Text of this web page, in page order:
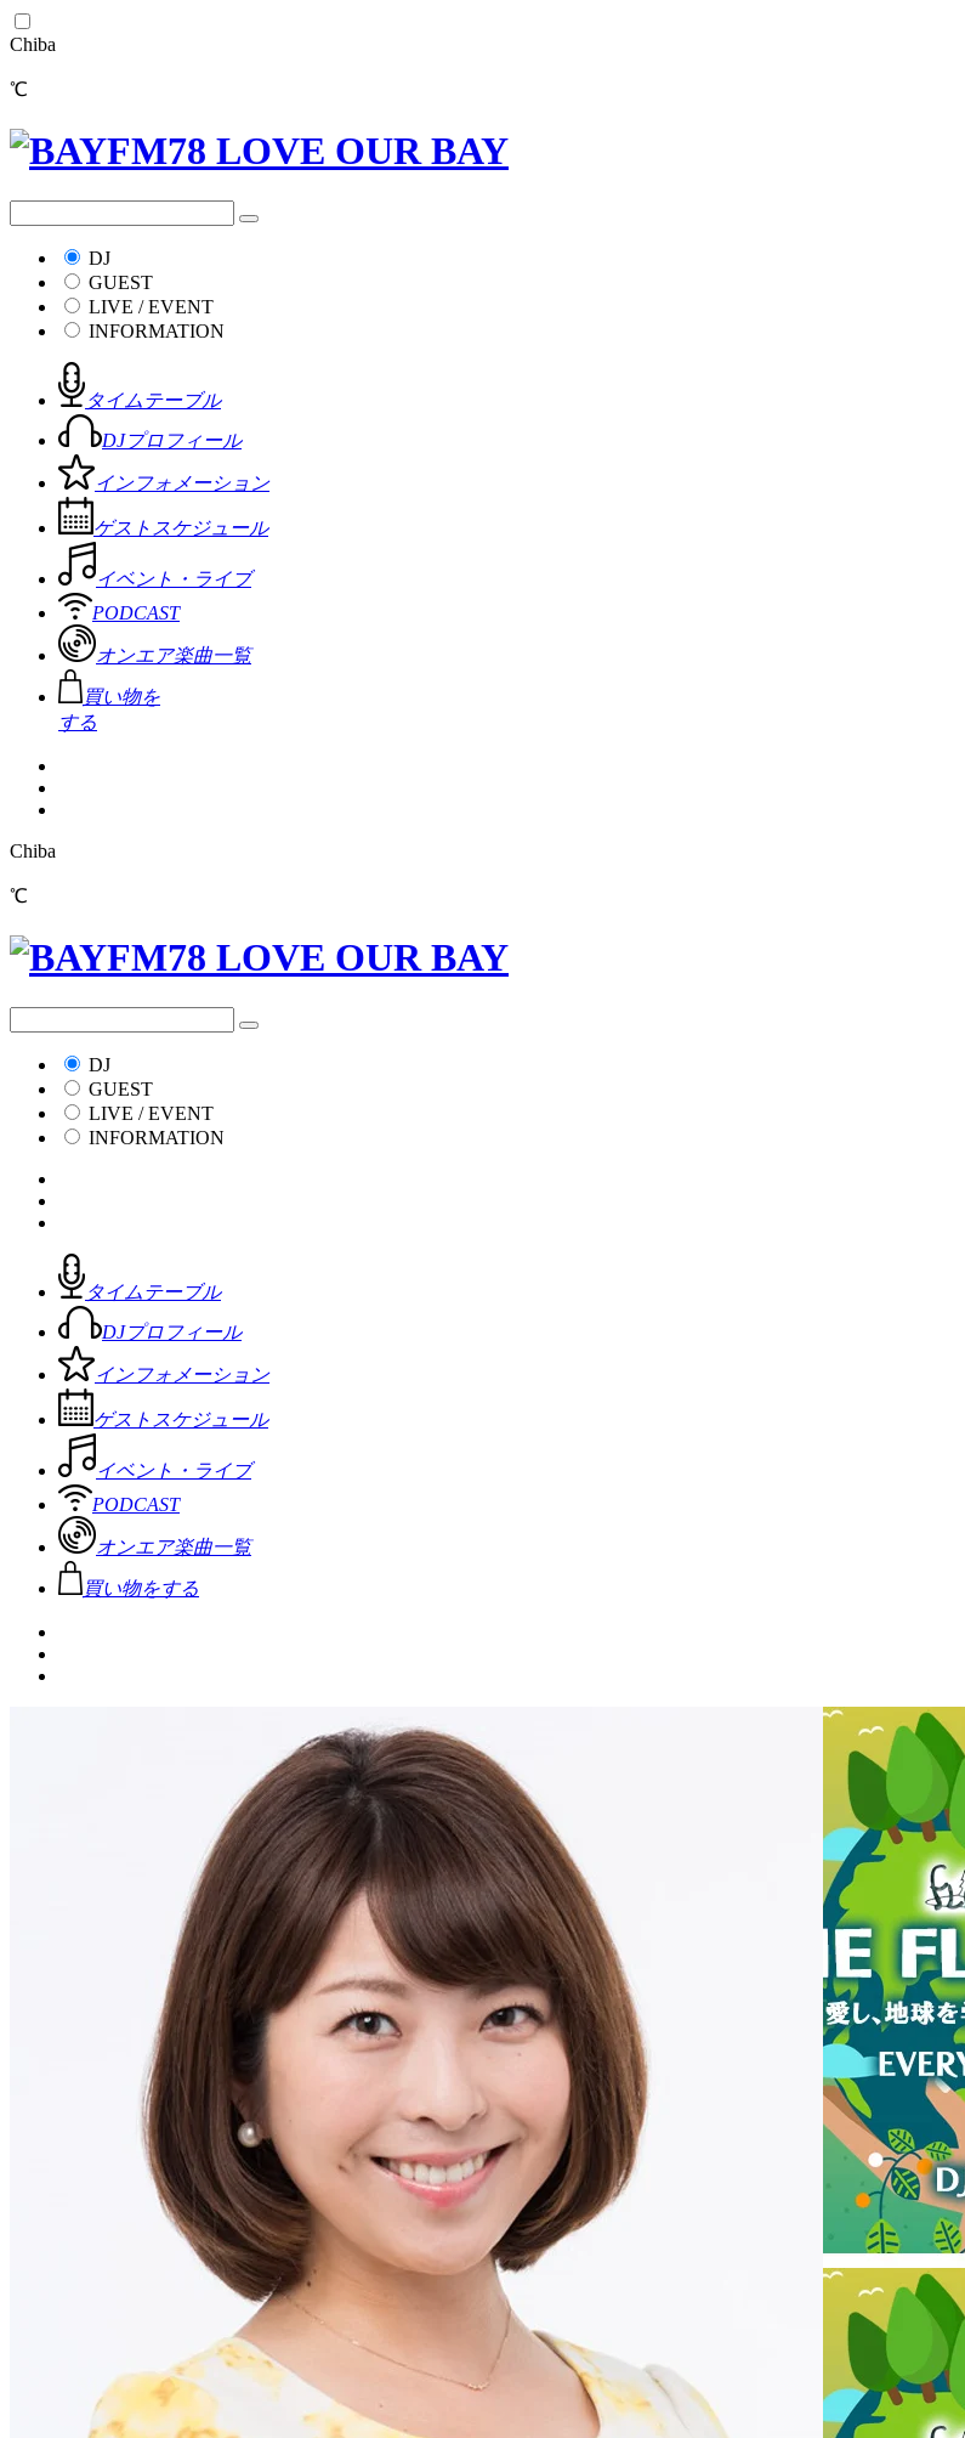
Chiba
℃
DJ
GUEST
LIVE / EVENT
INFORMATION
タイムテーブル
DJプロフィール
インフォメーション
ゲストスケジュール
イベント・ライブ
PODCAST
オンエア楽曲一覧
買い物を
する
Chiba
℃
DJ
GUEST
LIVE / EVENT
INFORMATION
タイムテーブル
DJプロフィール
インフォメーション
ゲストスケジュール
イベント・ライブ
PODCAST
オンエア楽曲一覧
買い物をする